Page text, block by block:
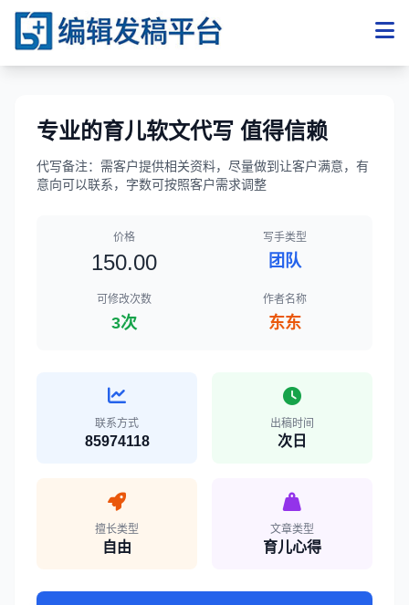
专业的育儿软文代写 值得信赖
代写备注：需客户提供相关资料，尽量做到让客户满意，有
意向可以联系，字数可按照客户需求调整
价格
150.00
写手类型
团队
可修改次数
3次
作者名称
东东
联系方式
85974118
出稿时间
次日
擅长类型
自由
文章类型
育儿心得